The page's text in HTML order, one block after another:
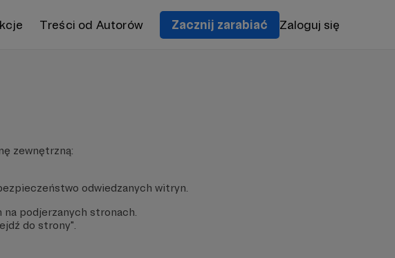
Treści od Autorów Zacznij zarabiać Zaloguj się
zewnętrzną:
odwiedzanych witryn.
podjerzanych stronach.
do strony".